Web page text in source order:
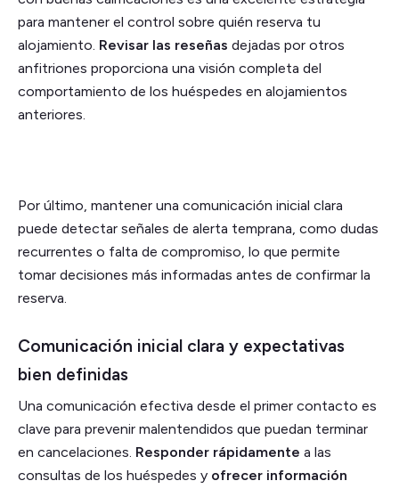
para mantener el control sobre quién reserva tu
alojamiento. Revisar las reseñas dejadas por otros
anfitriones proporciona una visión completa del
comportamiento de los huéspedes en alojamientos
anteriores.
Por último, mantener una comunicación inicial clara
puede detectar señales de alerta temprana, como dudas
recurrentes o falta de compromiso, lo que permite
tomar decisiones más informadas antes de confirmar la
reserva.
Comunicación inicial clara y expectativas
bien definidas
Una comunicación efectiva desde el primer contacto es
clave para prevenir malentendidos que puedan terminar
en cancelaciones. Responder rápidamente a las
consultas de los huéspedes y ofrecer información